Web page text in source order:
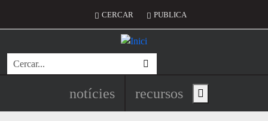
Menú del compte d'usuari
CERCAR PUBLICA
Cerca
Navegació principal de
notícies recursos Show main menu